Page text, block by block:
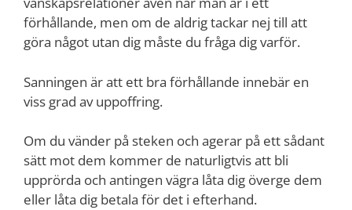
förhållande, men om de aldrig tackar nej till att
göra något utan dig måste du fråga dig varför.
Sanningen är att ett bra förhållande innebär en
viss grad av uppoffring.
Om du vänder på steken och agerar på ett sådant
sätt mot dem kommer de naturligtvis att bli
upprörda och antingen vägra låta dig överge dem
eller låta dig betala för det i efterhand.